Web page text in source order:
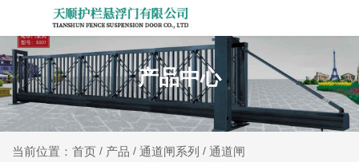
产品中心
当前位置：首页 / 产品 / 通道闸系列 / 通道闸